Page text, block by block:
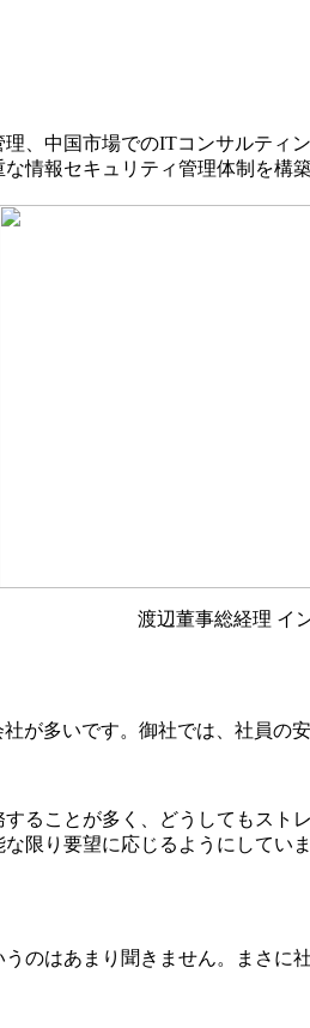
、中国市場でのITコンサルテ
情報セキュリティ管理体制を構築
渡辺董事総経理 イ
が多いです。御社では、社員の
ることが多く、どうしてもス
限り要望に応じるようにして
のはあまり聞きません。まさに社